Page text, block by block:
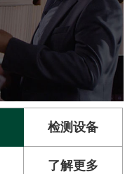
检测设备
了解更多